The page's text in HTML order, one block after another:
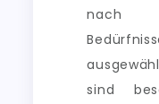
nach
sind